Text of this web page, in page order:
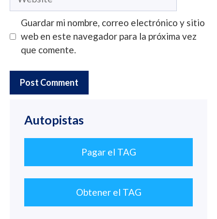
Guardar mi nombre, correo electrónico y sitio
web en este navegador para la próxima vez
que comente.
Autopistas
Pagar el TAG
Obtener el TAG